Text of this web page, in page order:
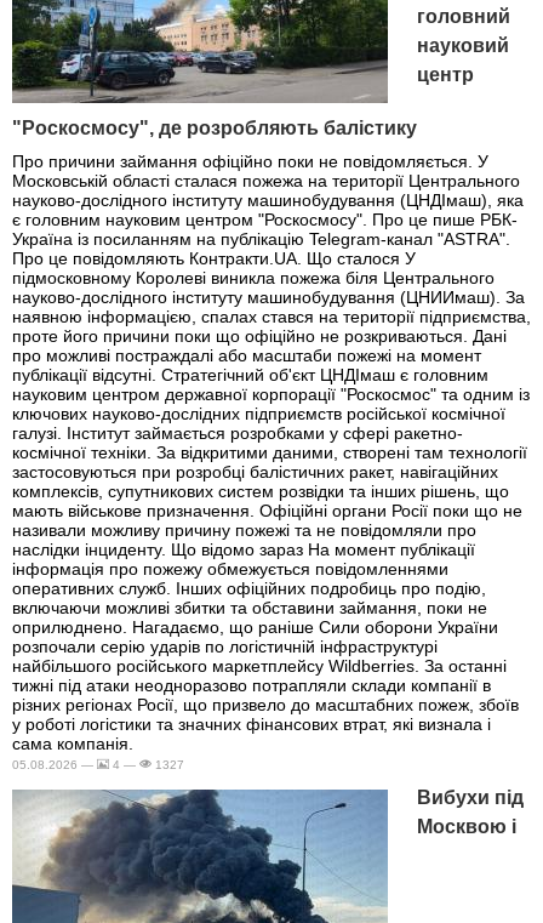
головний
науковий
центр
"Роскосмосу", де розробляють балістику
Про причини займання офіційно поки не повідомляється. У
Московській області сталася пожежа на території Центрального
науково-дослідного інституту машинобудування (ЦНДІмаш), яка
є головним науковим центром "Роскосмосу". Про це пише РБК-
Україна із посиланням на публікацію Telegram-канал "ASTRA".
Про це повідомляють Контракти.UA. Що сталося У
підмосковному Королеві виникла пожежа біля Центрального
науково-дослідного інституту машинобудування (ЦНИИмаш). За
наявною інформацією, спалах стався на території підприємства,
проте його причини поки що офіційно не розкриваються. Дані
про можливі постраждалі або масштаби пожежі на момент
публікації відсутні. Стратегічний об'єкт ЦНДІмаш є головним
науковим центром державної корпорації "Роскосмос" та одним із
ключових науково-дослідних підприємств російської космічної
галузі. Інститут займається розробками у сфері ракетно-
космічної техніки. За відкритими даними, створені там технології
застосовуються при розробці балістичних ракет, навігаційних
комплексів, супутникових систем розвідки та інших рішень, що
мають військове призначення. Офіційні органи Росії поки що не
називали можливу причину пожежі та не повідомляли про
наслідки інциденту. Що відомо зараз На момент публікації
інформація про пожежу обмежується повідомленнями
оперативних служб. Інших офіційних подробиць про подію,
включаючи можливі збитки та обставини займання, поки не
оприлюднено. Нагадаємо, що раніше Сили оборони України
розпочали серію ударів по логістичній інфраструктурі
найбільшого російського маркетплейсу Wildberries. За останні
тижні під атаки неодноразово потрапляли склади компанії в
різних регіонах Росії, що призвело до масштабних пожеж, збоїв
у роботі логістики та значних фінансових втрат, які визнала і
сама компанія.
05.08.2026 — 4 — 1327
Вибухи під
Москвою і